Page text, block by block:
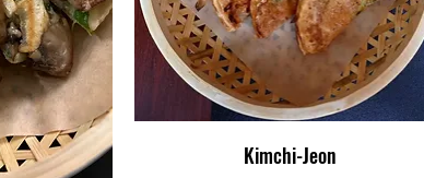
Kimchi-Jeon